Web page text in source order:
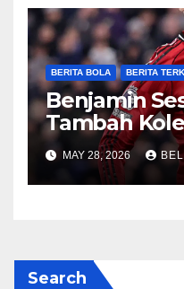
BERITA BOLA BERITA
Benjamin
Tambah
2026/27
MAY 28, 2026
Search